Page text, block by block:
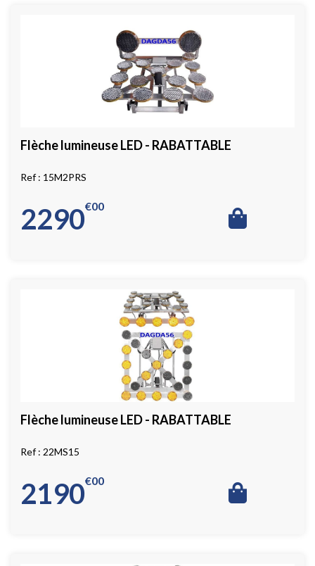
Flèche lumineuse LED - RABATTABLE
15M2PRS
2290 00
€
Flèche lumineuse LED - RABATTABLE
22MS15
2190 00
€